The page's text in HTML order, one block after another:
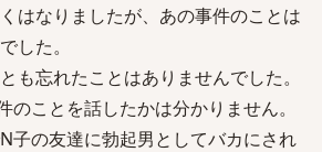
はなりましたが、あの事件のことは
した。
も忘れたことはありませんでした。
のことを話したかは分かりません。
子の友達に勃起男としてバカにされ